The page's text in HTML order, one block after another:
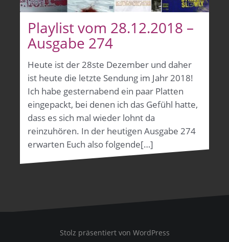
Playlist vom 28.12.2018 –
Ausgabe 274
Heute ist der 28ste Dezember und daher
ist heute die letzte Sendung im Jahr 2018!
Ich habe gesternabend ein paar Platten
eingepackt, bei denen ich das Gefühl hatte,
dass es sich mal wieder lohnt da
reinzuhören. In der heutigen Ausgabe 274
erwarten Euch also folgende[…]
Stolz präsentiert von WordPress